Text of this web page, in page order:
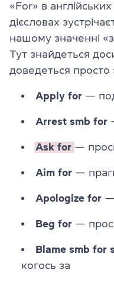
«For» в
дієсловах
нашому значенні
Тут знайдеться
доведеться просто
Apply for —
Arrest smb for
Ask for —
Aim for —
Apologize for —
Beg for —
Blame smb for
когось за